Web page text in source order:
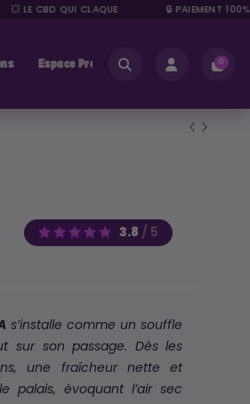
💥 LE CBD QUI CLAQUE 🔒 PAIEMENT 100%
Espace Pros 0
3.8 / 5
s’installe comme un souffle
sur son passage. Dès les
une fraîcheur nette et
palais, évoquant l’air sec